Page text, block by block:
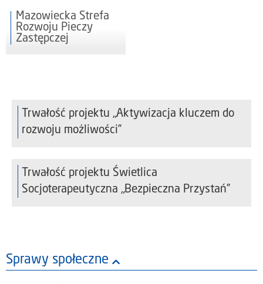
Sprawy społeczne
Mazowiecka Strefa
Rozwoju Pieczy
Zastępczej
Trwałość projektu „Aktywizacja kluczem do
rozwoju możliwości”
Trwałość projektu Świetlica
Socjoterapeutyczna „Bezpieczna Przystań”